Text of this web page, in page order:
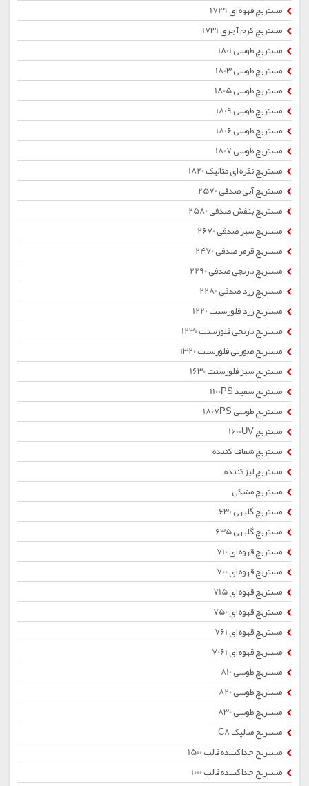
مستربچ قهوه ای 1729
مستربچ کرم آجری 1731
مستربچ طوسی 1801
مستربچ طوسی 1803
مستربچ طوسی 1805
مستربچ طوسی 1809
مستربچ طوسی 1806
مستربچ طوسی 1807
مستربچ نقره ای متالیک 1820
مستربچ آبی صدفی 2570
مستربچ بنفش صدفی 2580
مستربچ سبز صدفی 2670
مستربچ قرمز صدفی 2470
مستربچ نارنجی صدفی 2290
مستربچ زرد صدفی 2280
مستربچ زرد فلورسنت 1220
مستربچ نارنجی فلورسنت 1230
مستربچ صورتی فلورسنت 1320
مستربچ سبز فلورسنت 1630
مستربچ سفید 1100PS
مستربچ طوسی 1807PS
مستربچ 1600UV
مستربچ شفاف کننده
مستربچ لیزکننده
مستربچ مشکی
مستربچ گلبهی 630
مستربچ گلبهی 635
مستربچ قهوه ای 710
مستربچ قهوه ای 700
مستربچ قهوه ای 715
مستربچ قهوه ای 750
مستربچ قهوه ای 761
مستربچ قهوه ای 7061
مستربچ طوسی 810
مستربچ طوسی 820
مستربچ طوسی 830
مستربچ متالیک C8
مستربچ جداکننده قالب 1500
مستربچ جداکننده قالب 1000